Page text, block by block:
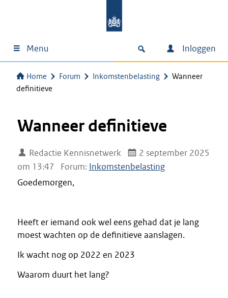
Menu Inloggen
Home Forum Inkomstenbelasting
Wanneer
definitieve
Wanneer definitieve
Redactie Kennisnetwerk
2 september 2025
om 13:47
Forum: Inkomstenbelasting
Goedemorgen,
Heeft er iemand ook wel eens gehad dat je lang
moest wachten op de definitieve aanslagen.
Ik wacht nog op 2022 en 2023
Waarom duurt het lang?